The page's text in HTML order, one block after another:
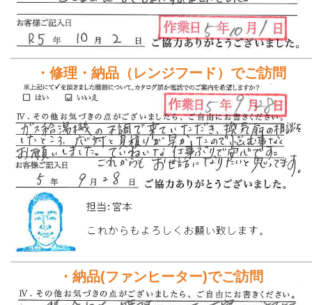
・修理・納品（レンジフード）でご訪問
・納品(ファンヒーター)でご訪問